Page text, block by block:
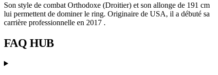
Son style de combat Orthodoxe (Droitier) et son allonge de 191 cm
lui permettent de dominer le ring. Originaire de USA, il a débuté sa
carrière professionnelle en 2017 .
FAQ HUB